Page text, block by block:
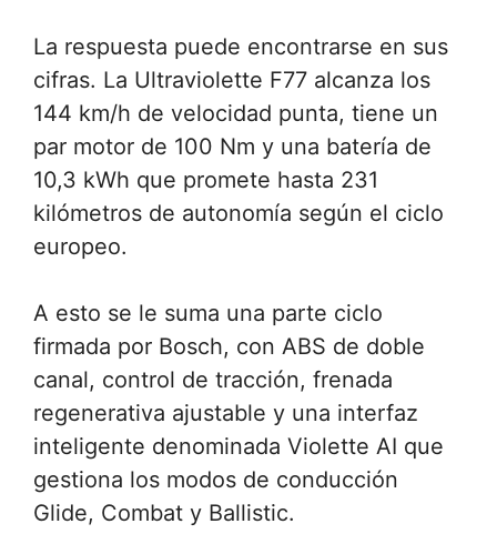
La respuesta puede encontrarse en sus
cifras. La Ultraviolette F77 alcanza los
144 km/h de velocidad punta, tiene un
par motor de 100 Nm y una batería de
10,3 kWh que promete hasta 231
kilómetros de autonomía según el ciclo
europeo.
A esto se le suma una parte ciclo
firmada por Bosch, con ABS de doble
canal, control de tracción, frenada
regenerativa ajustable y una interfaz
inteligente denominada Violette AI que
gestiona los modos de conducción
Glide, Combat y Ballistic.